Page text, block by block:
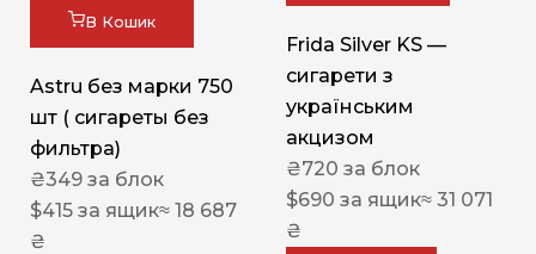
В Кошик
Astru без марки 750
шт ( сигареты без
фильтра)
₴349 за блок
$415 за ящик≈ 18 687
₴
Frida Silver KS —
сигарети з
українським
акцизом
₴720 за блок
$690 за ящик≈ 31 071
₴